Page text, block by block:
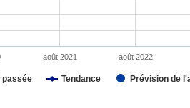
Tendance Prévision de
août 2021 août 2022